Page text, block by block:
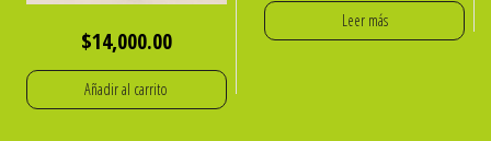
$14,000.00
Añadir al carrito
Leer más